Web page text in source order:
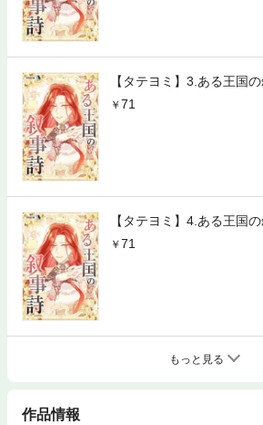
【タテヨミ】3.ある王国
71
【タテヨミ】4.ある王国
71
もっと見る
作品情報